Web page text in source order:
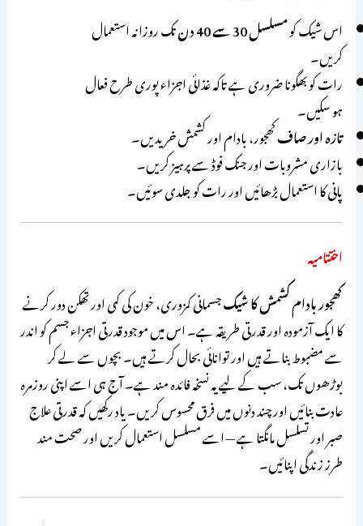
اس شیک کومسلسل 30 سے 40 دن
تک روزانہ استعمال
کریں۔
رات کو بھگونا ضروری ہے تاکہ غذائی اجزاء پوری طرح فعال
ہو سکیں۔
تازہ اور صافکھجور، بادام اور کشمش خریدیں۔
بازاری مشروبات اور جنک فوڈ سے پرہیز کریں۔
پانی کا استعمال بڑھائیں اور رات کو جلدی سوئیں۔
اختتامیہ
کھجور بادام کشمش کا شیکجسمانی کمزوری، خون کی کمی اور تھکن دور کرنے
کا ایک آزمودہ اور قدرتی طریقہ ہے۔ اس میں موجود قدرتی اجزاء جسم کو اندر
سے مضبوط بناتے ہیں اور توانائی بحال کرتے ہیں۔ بچوں سے لے کر
بوڑھوں تک، سب کے لیے یہ نسخہ فائدہ مند ہے۔ آج ہی اسے اپنی روزمرہ
عادت بنائیں اور چند دنوں میں فرق محسوس کریں۔ یاد رکھیں کہ قدرتی علاج
صبر اور تسلسل مانگتا ہے — اسے مسلسل استعمال کریں اور صحت مند
طرز زندگی اپنائیں۔